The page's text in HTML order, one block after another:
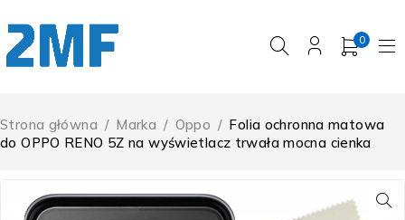
0
Strona główna / Marka / Oppo / Folia ochronna matowa
do OPPO RENO 5Z na wyświetlacz trwała mocna cienka